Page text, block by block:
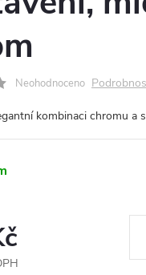
Neohodnoceno
kombinaci chromu a